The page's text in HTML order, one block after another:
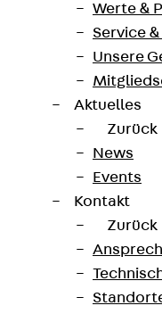
Werte &
Service
Unsere
Aktuelles
Zurück
News
Events
Kontakt
Zurück